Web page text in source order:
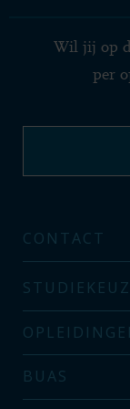
Wil jij op
per
CONTACT
BUAS